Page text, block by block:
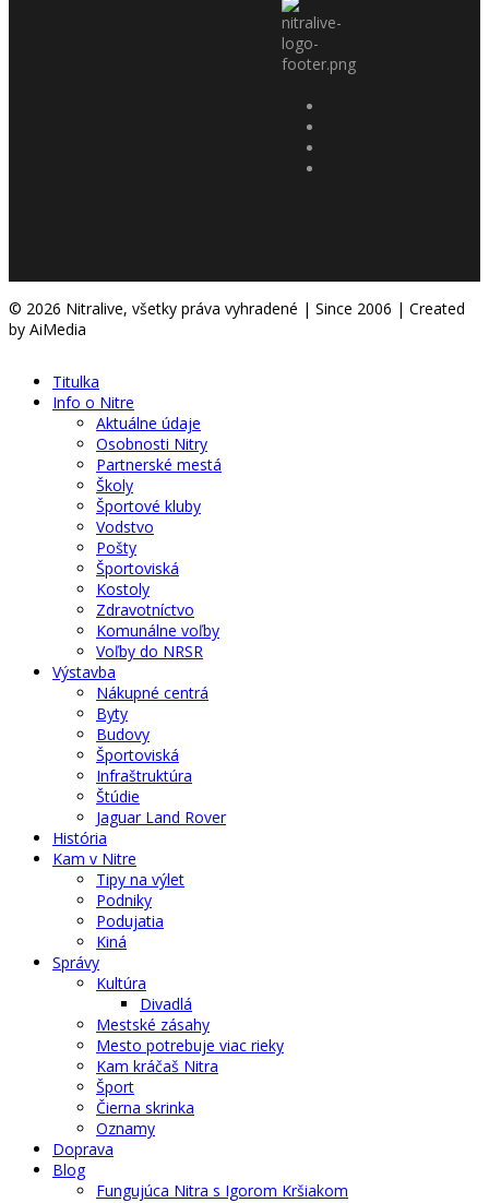
© 2026 Nitralive, všetky práva vyhradené | Since 2006 | Created
by AiMedia
Titulka
Info o Nitre
Aktuálne údaje
Osobnosti Nitry
Partnerské mestá
Školy
Športové kluby
Vodstvo
Pošty
Športoviská
Kostoly
Zdravotníctvo
Komunálne voľby
Voľby do NRSR
Výstavba
Nákupné centrá
Byty
Budovy
Športoviská
Infraštruktúra
Štúdie
Jaguar Land Rover
História
Kam v Nitre
Tipy na výlet
Podniky
Podujatia
Kiná
Správy
Kultúra
Divadlá
Mestské zásahy
Mesto potrebuje viac rieky
Kam kráčaš Nitra
Šport
Čierna skrinka
Oznamy
Doprava
Blog
Fungujúca Nitra s Igorom Kršiakom